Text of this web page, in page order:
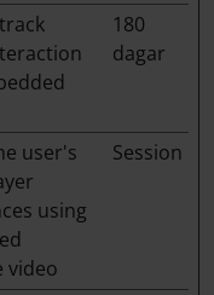
180
dagar
user's
using
video
Session